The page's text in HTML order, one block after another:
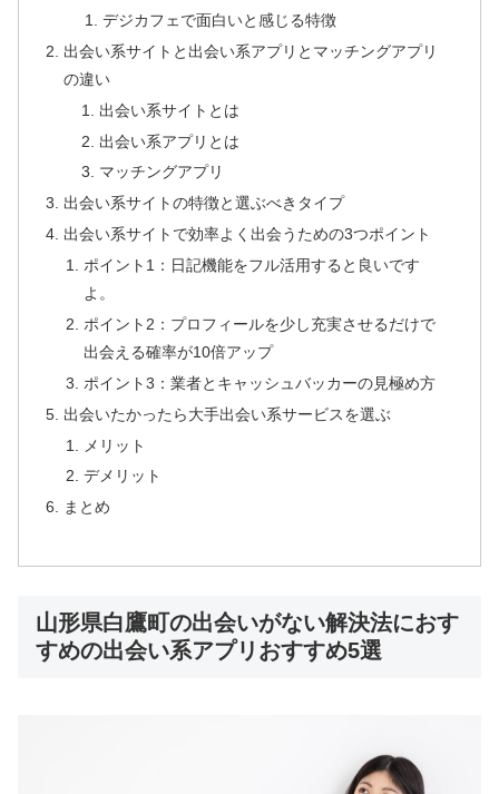
デジカフェで面白いと感じる特徴
出会い系サイトと出会い系アプリとマッチングアプリ
の違い
出会い系サイトとは
出会い系アプリとは
マッチングアプリ
出会い系サイトの特徴と選ぶべきタイプ
出会い系サイトで効率よく出会うための3つポイント
ポイント1：日記機能をフル活用すると良いです
よ。
ポイント2：プロフィールを少し充実させるだけで
出会える確率が10倍アップ
ポイント3：業者とキャッシュバッカーの見極め方
出会いたかったら大手出会い系サービスを選ぶ
メリット
デメリット
まとめ
山形県白鷹町の出会いがない解決法におす
すめの出会い系アプリおすすめ5選